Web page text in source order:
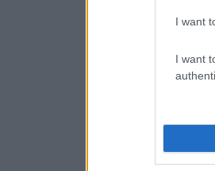
I want
I want